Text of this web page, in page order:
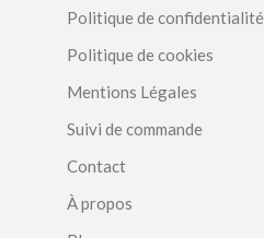
Politique de confidentialité
Politique de cookies
Mentions Légales
Suivi de commande
Contact
À propos